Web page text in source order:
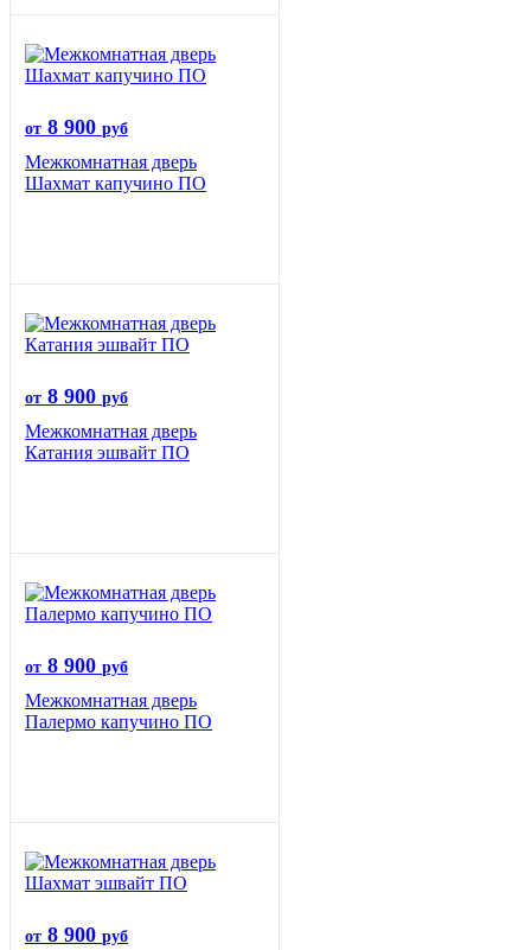
от 8 900 руб
Межкомнатная дверь
Шахмат капучино ПО
от 8 900 руб
Межкомнатная дверь
Катания эшвайт ПО
от 8 900 руб
Межкомнатная дверь
Палермо капучино ПО
от 8 900 руб